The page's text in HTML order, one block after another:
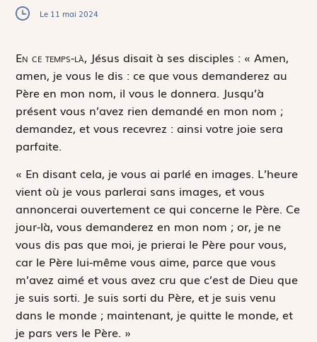
Le 11 mai 2024
En ce temps-là, Jésus disait à ses disciples : « Amen,
amen, je vous le dis : ce que vous demanderez au
Père en mon nom, il vous le donnera. Jusqu’à
présent vous n’avez rien demandé en mon nom ;
demandez, et vous recevrez : ainsi votre joie sera
parfaite.
« En disant cela, je vous ai parlé en images. L’heure
vient où je vous parlerai sans images, et vous
annoncerai ouvertement ce qui concerne le Père. Ce
jour-là, vous demanderez en mon nom ; or, je ne
vous dis pas que moi, je prierai le Père pour vous,
car le Père lui-même vous aime, parce que vous
m’avez aimé et vous avez cru que c’est de Dieu que
je suis sorti. Je suis sorti du Père, et je suis venu
dans le monde ; maintenant, je quitte le monde, et
je pars vers le Père. »